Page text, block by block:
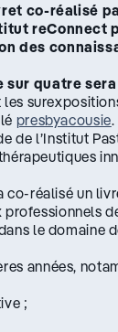
co-réalisé
reConnect
des
sur quatre
presbyacousie.
de l’Institut
co-réalisé un
le domaine
années,
;